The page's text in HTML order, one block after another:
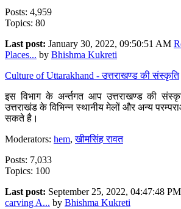
Posts: 4,959
Topics: 80
Last post: January 30, 2022, 09:50:51 AM
Places... by Bhishma Kukreti
Culture of Uttarakhand - उत्तराखण्ड की संस्कृति
इस विभाग के अर्न्तगत आप उत्तराखण्ड की
उत्तराखंड के विभिन्न स्थानीय मेलों और अन्य
सकते है।
Moderators: hem,खीमसिंह रावत
Posts: 7,033
Topics: 100
Last post: September 25, 2022, 04:47:48 PM
carving A... by Bhishma Kukreti